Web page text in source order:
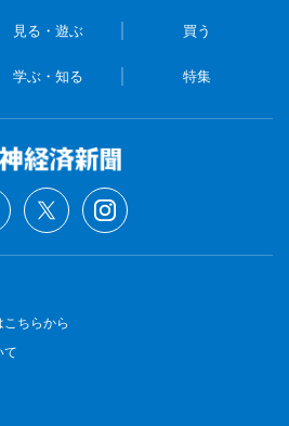
見る・遊ぶ 買う
学ぶ・知る 特集
ちらから
て